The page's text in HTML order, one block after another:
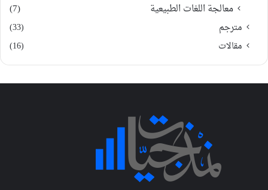
معالجة اللغات الطبيعية
(7)
مترجم
(33)
مقالات
(16)